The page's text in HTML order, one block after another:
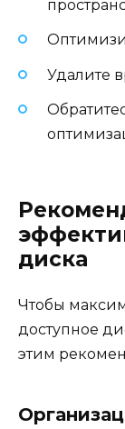
Удалите
диска
Чтобы
доступное
этим